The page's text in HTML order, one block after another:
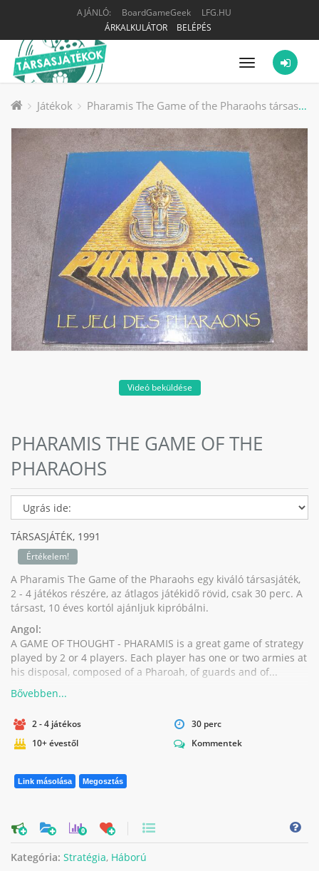
AJÁNLÓ: BoardGameGeek
LFG.HU
ÁRKALKULÁTOR
BELÉPÉS
Menü
Játékok Pharamis The Game of the Pharaohs társasjáték
Videó beküldése
PHARAMIS THE GAME OF THE
PHARAOHS
TÁRSASJÁTÉK, 1991
Értékelem!
A Pharamis The Game of the Pharaohs egy kiváló társasjáték,
2 - 4 játékos részére, az átlagos játékidő rövid, csak 30 perc. A
társast, 10 éves kortól ajánljuk kipróbálni.
Angol:
A GAME OF THOUGHT - PHARAMIS is a great game of strategy
played by 2 or 4 players. Each player has one or two armies at
his disposal, composed of a Pharoah, of guards and of...
2 - 4 játékos
30 perc
10+ évestől
Kommentek
Link másolása Megosztás
0
Kategória: Stratégia, Háború